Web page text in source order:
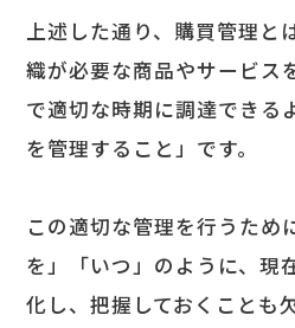
上述した通り、購買管理と
織が必要な商品やサービス
で適切な時期に調達できる
を管理すること」です。
この適切な管理を行うため
を」「いつ」のように、現
化し、把握しておくことも